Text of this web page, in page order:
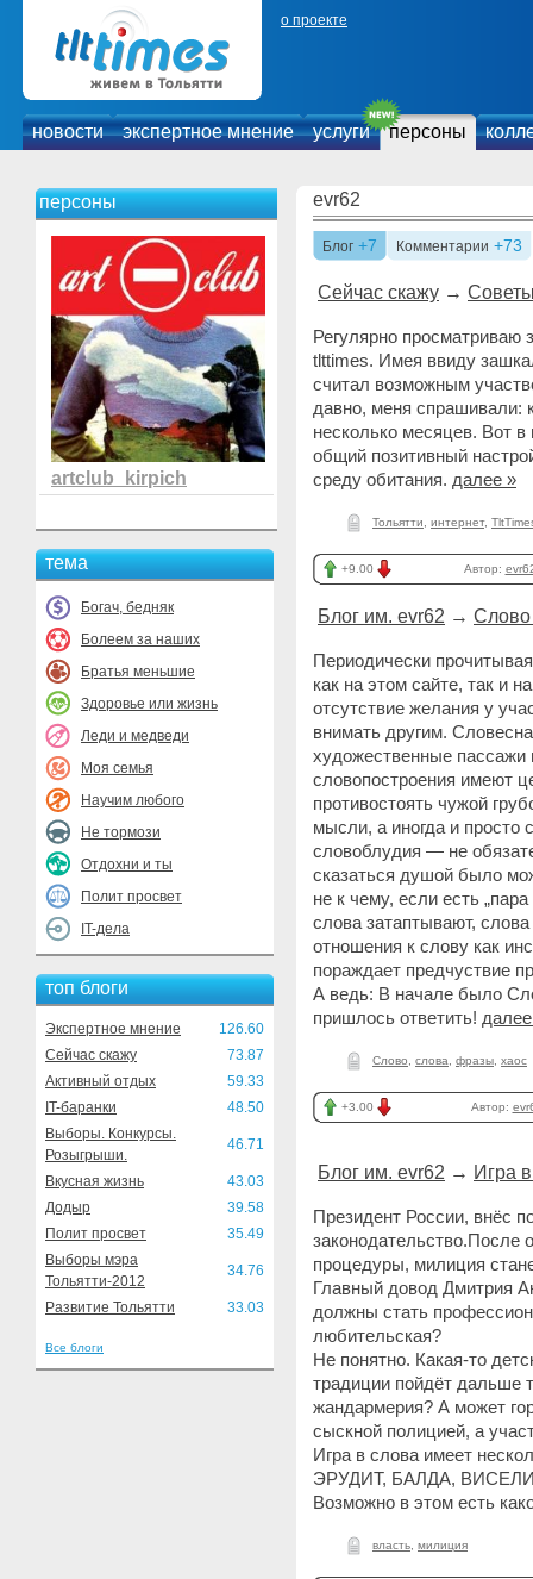
о проекте
новости экспертное мнение услуги персоны
персоны
artclub_kirpich
тема
Богач, бедняк
Болеем за наших
Братья меньшие
Здоровье или жизнь
Леди и медведи
Моя семья
Научим любого
Не тормози
Отдохни и ты
Полит просвет
IT-дела
топ блоги
Экспертное мнение
126.60
Сейчас скажу
73.87
Активный отдых
59.33
IT-баранки
48.50
Выборы. Конкурсы.
Розыгрыши.
46.71
Вкусная жизнь
43.03
Додыр
39.58
Полит просвет
35.49
Выборы мэра
Тольятти-2012
34.76
Развитие Тольятти 33.03
Все блоги
evr62
Блог +7 Комментарии +73
Сейчас скажу →
Регулярно просматриваю
tlttimes. Имея ввиду
считал возможным
давно, меня
несколько месяцев. Вот в
общий позитивный
среду обитания. далее »
Тольятти интернет,
+9.00 Автор:
Блог им. evr62 → Слово
Периодически
как на этом сайте, так и
отсутствие желания у
внимать другим.
художественные пассажи
словопостроения имеют
противостоять чужой
мысли, а иногда и просто
словоблудия — не
сказаться душой было
не к чему, если есть
слова затаптывают,
отношения к слову как
пораждает предчуствие
А ведь: В начале было
пришлось ответить!
Слово слова фразы хаос
+3.00 Автор:
Блог им. evr62 → Игра
Президент России, внёс
законодательство.После
процедуры, милиция
Главный довод Дмитрия
должны стать
любительская?
Не понятно. Какая-то
традиции пойдёт дальше
жандармерия? А может
сыскной полицией, а
Игра в слова имеет
ЭРУДИТ, БАЛДА,
Возможно в этом есть
власть милиция